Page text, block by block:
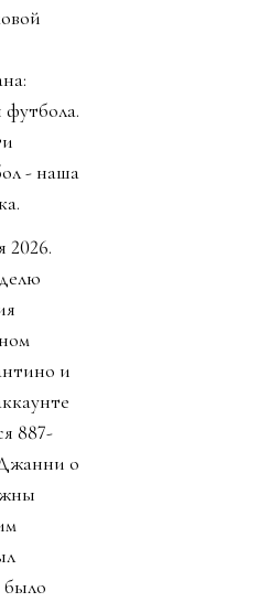
футбола.
- наша
2026.
и
887-
о
было